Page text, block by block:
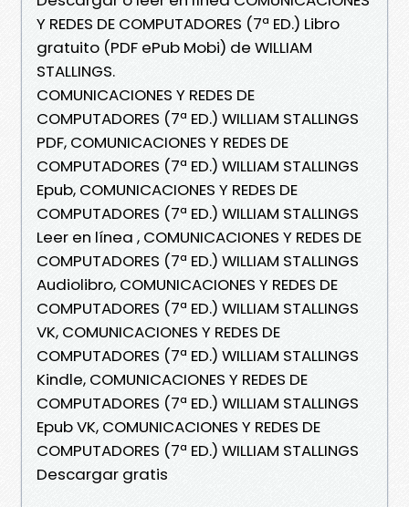
Y REDES DE COMPUTADORES (7ª ED.) Libro
gratuito (PDF ePub Mobi) de WILLIAM
STALLINGS.
COMUNICACIONES Y REDES DE
COMPUTADORES (7ª ED.) WILLIAM STALLINGS
PDF, COMUNICACIONES Y REDES DE
COMPUTADORES (7ª ED.) WILLIAM STALLINGS
Epub, COMUNICACIONES Y REDES DE
COMPUTADORES (7ª ED.) WILLIAM STALLINGS
Leer en línea , COMUNICACIONES Y REDES DE
COMPUTADORES (7ª ED.) WILLIAM STALLINGS
Audiolibro, COMUNICACIONES Y REDES DE
COMPUTADORES (7ª ED.) WILLIAM STALLINGS
VK, COMUNICACIONES Y REDES DE
COMPUTADORES (7ª ED.) WILLIAM STALLINGS
Kindle, COMUNICACIONES Y REDES DE
COMPUTADORES (7ª ED.) WILLIAM STALLINGS
Epub VK, COMUNICACIONES Y REDES DE
COMPUTADORES (7ª ED.) WILLIAM STALLINGS
Descargar gratis